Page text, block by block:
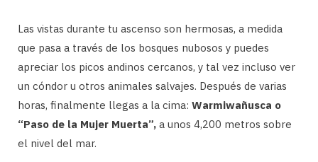
Las vistas durante tu ascenso son hermosas, a medida
que pasa a través de los bosques nubosos y puedes
apreciar los picos andinos cercanos, y tal vez incluso ver
un cóndor u otros animales salvajes. Después de varias
horas, finalmente llegas a la cima: Warmiwañusca o
“Paso de la Mujer Muerta”, a unos 4,200 metros sobre
el nivel del mar.